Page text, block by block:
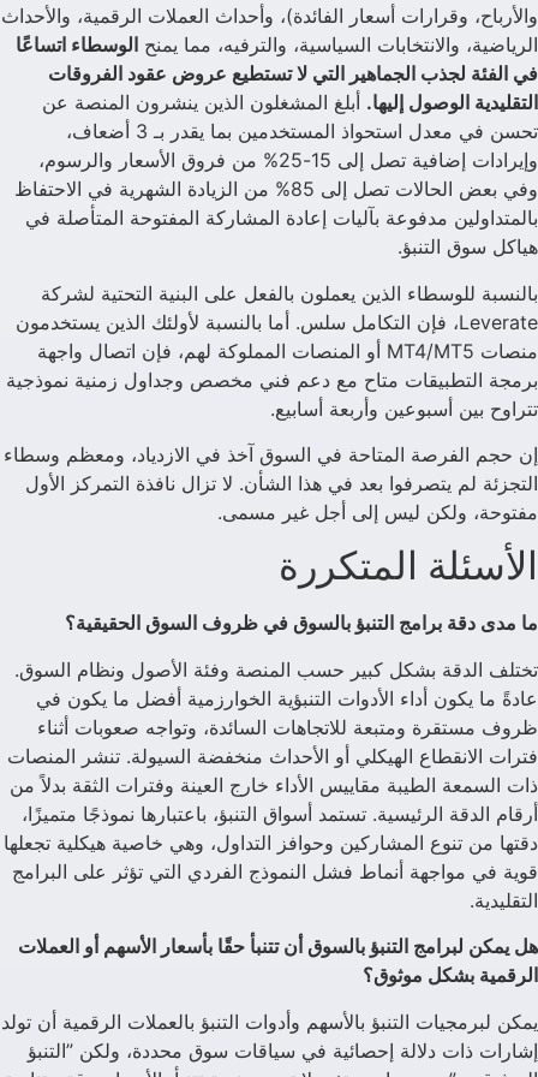
والأرباح، وقرارات أسعار الفائدة)، وأحداث العملات الرقمية، والأحداث
الرياضية، والانتخابات السياسية، والترفيه، مما يمنح الوسطاء اتساعًا
في الفئة لجذب الجماهير التي لا تستطيع عروض عقود الفروقات
التقليدية الوصول إليها. أبلغ المشغلون الذين ينشرون المنصة عن
تحسن في معدل استحواذ المستخدمين بما يقدر بـ 3 أضعاف،
وإيرادات إضافية تصل إلى 15-25% من فروق الأسعار والرسوم،
وفي بعض الحالات تصل إلى 85% من الزيادة الشهرية في الاحتفاظ
بالمتداولين مدفوعة بآليات إعادة المشاركة المفتوحة المتأصلة في
هياكل سوق التنبؤ.
بالنسبة للوسطاء الذين يعملون بالفعل على البنية التحتية لشركة
Leverate، فإن التكامل سلس. أما بالنسبة لأولئك الذين يستخدمون
منصات MT4/MT5 أو المنصات المملوكة لهم، فإن اتصال واجهة
برمجة التطبيقات متاح مع دعم فني مخصص وجداول زمنية نموذجية
تتراوح بين أسبوعين وأربعة أسابيع.
إن حجم الفرصة المتاحة في السوق آخذ في الازدياد، ومعظم وسطاء
التجزئة لم يتصرفوا بعد في هذا الشأن. لا تزال نافذة التمركز الأول
مفتوحة، ولكن ليس إلى أجل غير مسمى.
الأسئلة المتكررة
ما مدى دقة برامج التنبؤ بالسوق في ظروف السوق الحقيقية؟
تختلف الدقة بشكل كبير حسب المنصة وفئة الأصول ونظام السوق.
عادةً ما يكون أداء الأدوات التنبؤية الخوارزمية أفضل ما يكون في
ظروف مستقرة ومتبعة للاتجاهات السائدة، وتواجه صعوبات أثناء
فترات الانقطاع الهيكلي أو الأحداث منخفضة السيولة. تنشر المنصات
ذات السمعة الطيبة مقاييس الأداء خارج العينة وفترات الثقة بدلاً من
أرقام الدقة الرئيسية. تستمد أسواق التنبؤ، باعتبارها نموذجًا متميزًا،
دقتها من تنوع المشاركين وحوافز التداول، وهي خاصية هيكلية تجعلها
قوية في مواجهة أنماط فشل النموذج الفردي التي تؤثر على البرامج
التقليدية.
هل يمكن لبرامج التنبؤ بالسوق أن تتنبأ حقًا بأسعار الأسهم أو العملات
الرقمية بشكل موثوق؟
يمكن لبرمجيات التنبؤ بالأسهم وأدوات التنبؤ بالعملات الرقمية أن تولد
إشارات ذات دلالة إحصائية في سياقات سوق محددة، ولكن ”التنبؤ